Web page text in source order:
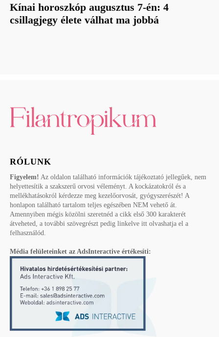
Kínai horoszkóp augusztus 7-én: 4
csillagjegy élete válhat ma jobbá
RÓLUNK
Figyelem! Az oldalon található információk tájékoztató jellegűek, nem
helyettesítik a szakszerű orvosi véleményt. A kockázatokról és a
mellékhatásokról kérdezze meg kezelőorvosát, gyógyszerészét! A
honlapon található tartalom teljes egészében NEM vehető át.
Amennyiben mégis közölni szeretnéd a cikk első 300 karakterét
átveheted, a további szövegrészt pedig linkelve itt olvashatja el a
felhasználód.
Média felületeinket az AdsInteractive értékesíti: